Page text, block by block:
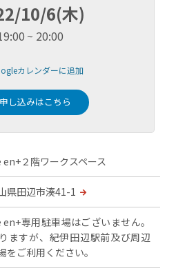
10/6(木)
20:00
カレンダーに追加
し込みはこちら
２階ワークスペース
県田辺市湊41-1
専用駐車場はございません。
ますが、紀伊田辺駅前及び周辺
をご利用ください。